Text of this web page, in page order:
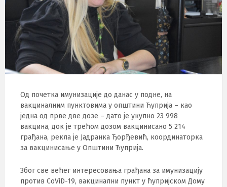
Од почетка имунизације до данас у подне, на
вакциналним пунктовима у општини Ћуприја – као
једна од прве две дозе – дато је укупно 23 998
вакцина, док је трећом дозом вакцинисано 5 214
грађана, рекла је Јадранка Ђорђевић, координаторка
за вакцинисање у Општини Ћуприја.
Због све већег интересовања грађана за имунизацију
против CoViD-19, вакцинални пункт у ћупријском Дому